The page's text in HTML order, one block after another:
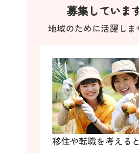
募集していま
地域のために活躍しま
移住や転職を考える